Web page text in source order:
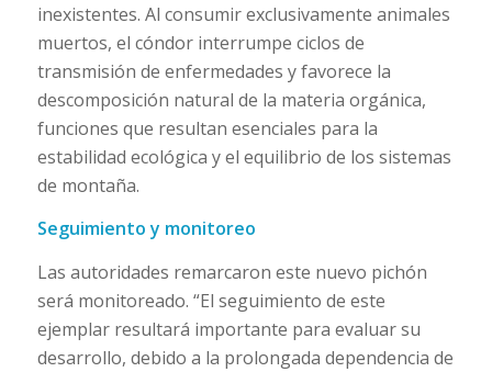
inexistentes. Al consumir exclusivamente animales
muertos, el cóndor interrumpe ciclos de
transmisión de enfermedades y favorece la
descomposición natural de la materia orgánica,
funciones que resultan esenciales para la
estabilidad ecológica y el equilibrio de los sistemas
de montaña.
Seguimiento y monitoreo
Las autoridades remarcaron este nuevo pichón
será monitoreado. “El seguimiento de este
ejemplar resultará importante para evaluar su
desarrollo, debido a la prolongada dependencia de